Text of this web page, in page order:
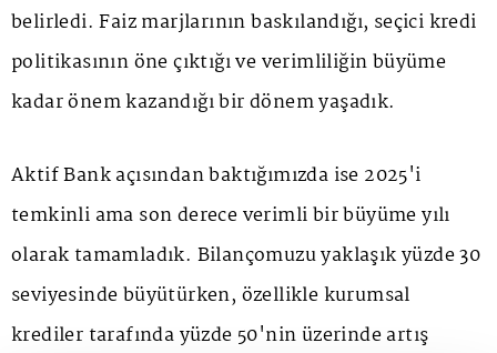
belirledi. Faiz marjlarının baskılandığı, seçici kredi
politikasının öne çıktığı ve verimliliğin büyüme
kadar önem kazandığı bir dönem yaşadık.
Aktif Bank açısından baktığımızda ise 2025'i
temkinli ama son derece verimli bir büyüme yılı
olarak tamamladık. Bilançomuzu yaklaşık yüzde 30
seviyesinde büyütürken, özellikle kurumsal
krediler tarafında yüzde 50'nin üzerinde artış